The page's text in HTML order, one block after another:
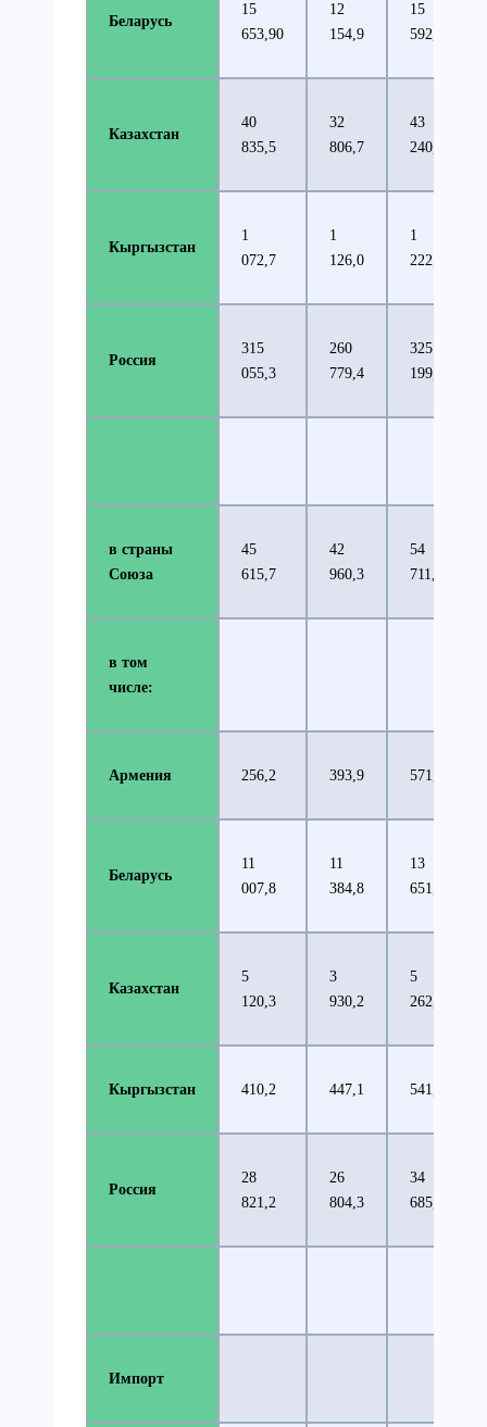
Беларусь
15
653,90
12
154,9
15
592,3
Казахстан
40
835,5
32
806,7
43
240,7
Кыргызстан
1
072,7
1
126,0
1
222,8
Россия
315
055,3
260
779,4
325
199,9
в страны
Союза
45
615,7
42
960,3
54
711,6
в том
числе:
Армения 256,2 393,9 571,0
Беларусь
11
007,8
11
384,8
13
651,0
Казахстан
5
120,3
3
930,2
5
262,5
Кыргызстан 410,2 447,1 541,5
Россия
28
821,2
26
804,3
34
685,6
Импорт